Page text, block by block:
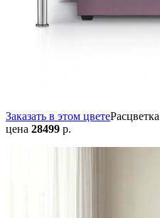
Заказать в этом цветеРасцветка
цена 28499 р.